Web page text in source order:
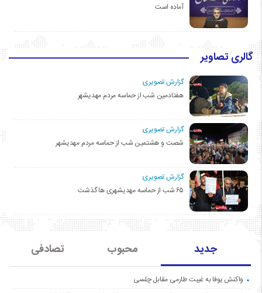
آماده است
گالری تصاویر
گزارش تصویری:
هفتادمین شب از حماسه مردم مهدیشهر
گزارش تصویری:
شصت و هشتمین شب از حماسه مردم مهدیشهر
گزارش تصویری:
۶۵ شب از حماسه مهدیشهری ها گذشت
جدید محبوب تصادفی
واکنش یوفا به غیبت طارمی مقابل چلسی